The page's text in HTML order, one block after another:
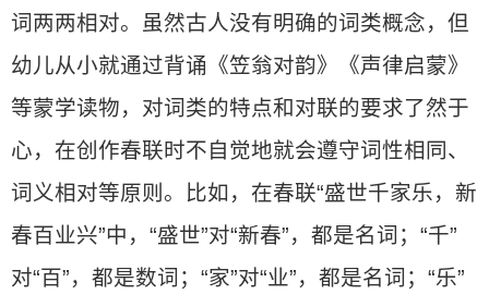
词两两相对。虽然古人没有明确的词类概念，但
幼儿从小就通过背诵《笠翁对韵》《声律启蒙》
等蒙学读物，对词类的特点和对联的要求了然于
心，在创作春联时不自觉地就会遵守词性相同、
词义相对等原则。比如，在春联“盛世千家乐，新
春百业兴”中，“盛世”对“新春”，都是名词；“千”
对“百”，都是数词；“家”对“业”，都是名词；“乐”